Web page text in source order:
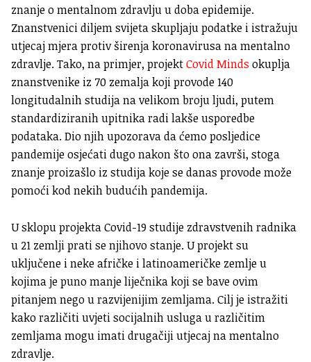
znanje o mentalnom zdravlju u doba epidemije.
Znanstvenici diljem svijeta skupljaju podatke i istražuju
utjecaj mjera protiv širenja koronavirusa na mentalno
zdravlje. Tako, na primjer, projektCovid Minds okuplja
znanstvenike iz 70 zemalja koji provode 140
longitudalnih studija na velikom broju ljudi, putem
standardiziranih upitnika radi lakše usporedbe
podataka. Dio njih upozorava da ćemo posljedice
pandemije osjećati dugo nakon što ona završi, stoga
znanje proizašlo iz studija koje se danas provode može
pomoći kod nekih budućih pandemija.
U sklopu projekta Covid-19 studije zdravstvenih radnika
u 21 zemlji prati se njihovo stanje. U projekt su
uključene i neke afričke i latinoameričke zemlje u
kojima je puno manje liječnika koji se bave ovim
pitanjem nego u razvijenijim zemljama. Cilj je istražiti
kako različiti uvjeti socijalnih usluga u različitim
zemljama mogu imati drugačiji utjecaj na mentalno
zdravlje.